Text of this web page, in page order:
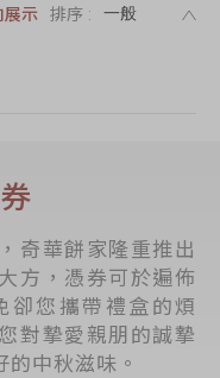
盒
展示 排序 :
奇華餅家隆重推出
方，憑券可於遍佈
卻您攜帶禮盒的煩
對摯愛親朋的誠摯
中秋滋味。